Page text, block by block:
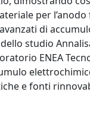
per
di
studio
ENEA
e fonti